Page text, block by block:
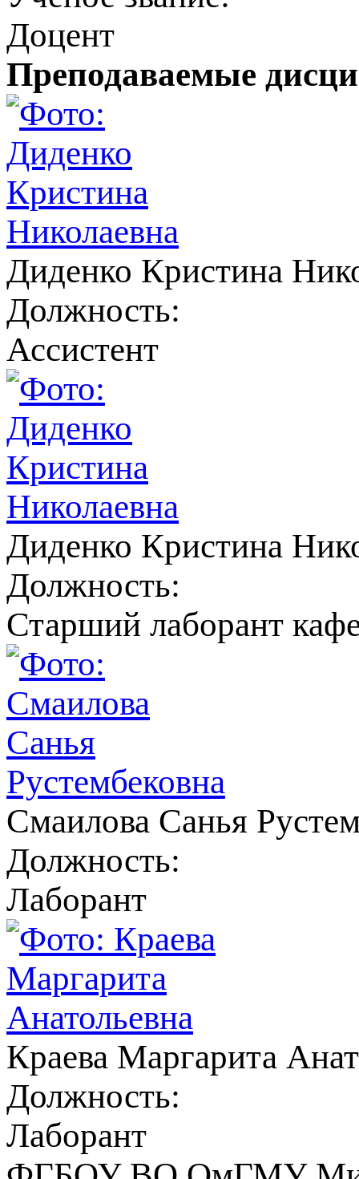
Доцент
Преподаваемые
Диденко Кристина
Должность:
Ассистент
Диденко Кристина
Должность:
Старший лаборант
Смаилова Санья
Должность:
Лаборант
Краева Маргарита
Должность:
Лаборант